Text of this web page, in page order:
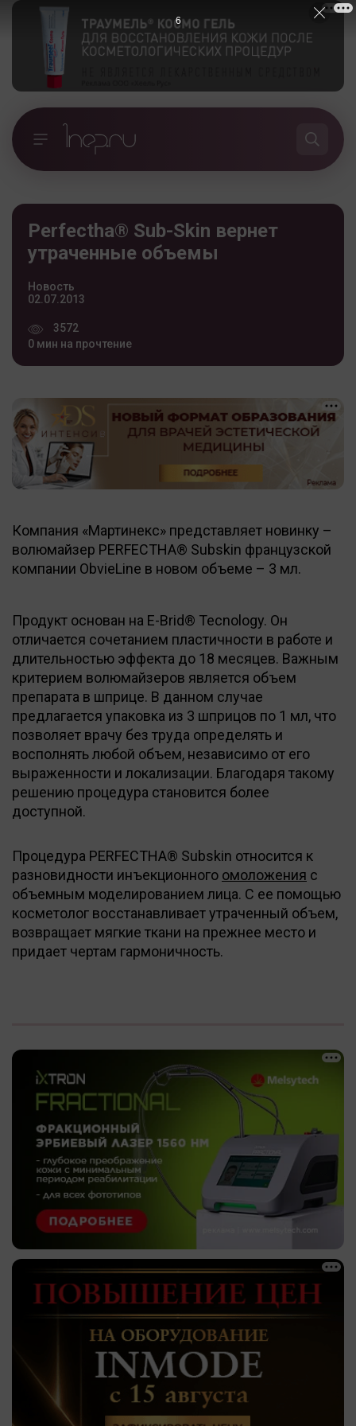
Perfectha® Sub-Skin вернет
утраченные объемы
Новость
02.07.2013
3572
0 мин на прочтение
Компания «Мартинекс» представляет новинку –
волюмайзер PERFECTHA® Subskin французской
компании ObvieLine в новом объеме – 3 мл.
Продукт основан на E-Brid® Tecnology. Он
отличается сочетанием пластичности в работе и
длительностью эффекта до 18 месяцев. Важным
критерием волюмайзеров является объем
препарата в шприце. В данном случае
предлагается упаковка из 3 шприцов по 1 мл, что
позволяет врачу без труда определять и
восполнять любой объем, независимо от его
выраженности и локализации. Благодаря такому
решению процедура становится более
доступной.
Процедура PERFECTHA® Subskin относится к
разновидности инъекционного омоложения с
объемным моделированием лица. С ее помощью
косметолог восстанавливает утраченный объем,
возвращает мягкие ткани на прежнее место и
придает чертам гармоничность.
5